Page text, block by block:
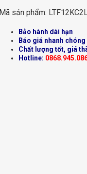
Mã sản phẩm:
Bảo hành dài hạn
Báo giá nhanh chóng
Chất lượng tốt, giá
Hotline: